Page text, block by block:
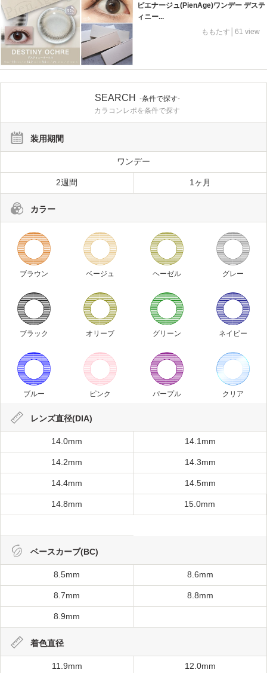
ピエナージュ(PienAge)ワンデー デステ
ィニー...
ももたす│61 view
SEARCH
-条件で探す-
カラコンレポを条件で探す
装用期間
ワンデー
2週間 1ヶ月
カラー
ブラウン ベージュ ヘーゼル グレー
ブラック オリーブ グリーン ネイビー
ブルー ピンク パープル クリア
レンズ直径(DIA)
14.0mm 14.1mm
14.2mm 14.3mm
14.4mm 14.5mm
14.8mm 15.0mm
ベースカーブ(BC)
8.5mm 8.6mm
8.7mm 8.8mm
8.9mm
着色直径
11.9mm 12.0mm